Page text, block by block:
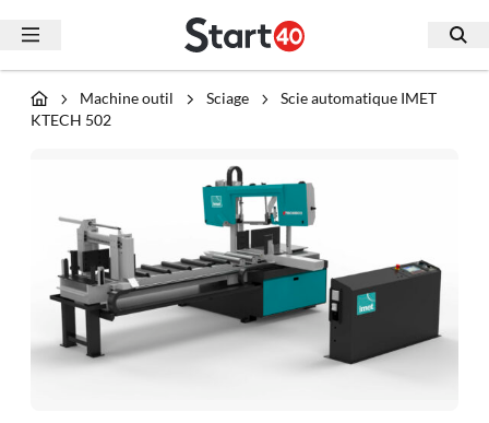
Machine outil Sciage
Scie automatique IMET
KTECH 502